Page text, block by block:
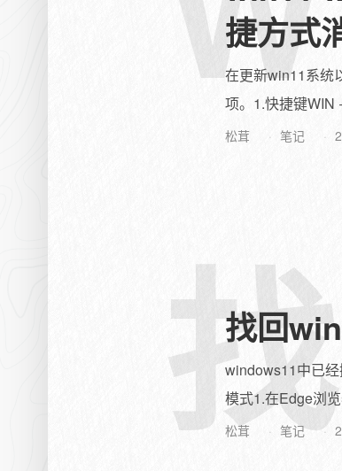
捷方式
在更新win11系统
项。1.快捷键WIN
松茸 笔记
找
找回
windows11中已
模式1.在Edge浏
松茸 笔记